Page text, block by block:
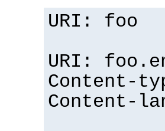
URI: foo
URI:
Content-
Content-